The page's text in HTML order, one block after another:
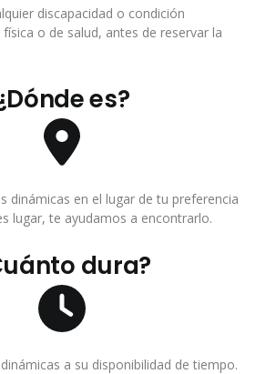
discapacidad o condición
física o de salud, antes de reservar la
es?
dinámicas en el lugar de tu preferencia
lugar, te ayudamos a encontrarlo.
dura?
a su disponibilidad de tiempo.